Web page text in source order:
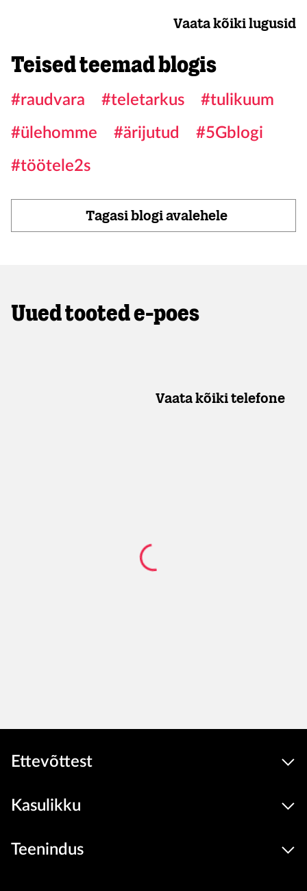
Vaata kõiki lugusid
Teised teemad blogis
#raudvara #teletarkus
#tulikuum
#ülehomme
#ärijutud
#5Gblogi
#töötele2s
Tagasi blogi avalehele
Uued tooted e-poes
Vaata kõiki telefone
Ettevõttest
Kasulikku
Teenindus